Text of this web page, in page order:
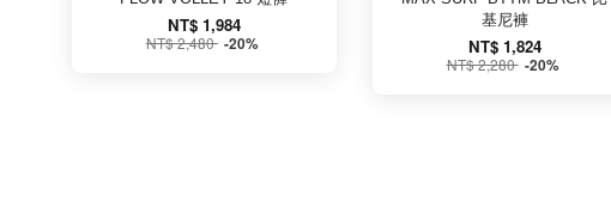
NT$ 1,984
NT$ 2,480 -20%
基尼褲
NT$ 1,824
NT$ 2,280 -20%